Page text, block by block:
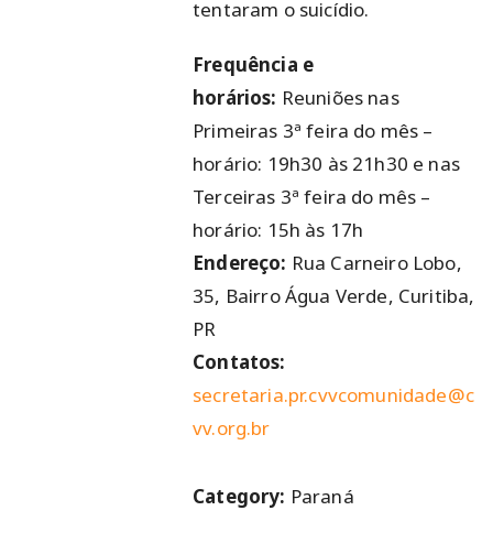
tentaram o suicídio.
Frequência e
horários: Reuniões nas
Primeiras 3ª feira do mês –
horário: 19h30 às 21h30 e nas
Terceiras 3ª feira do mês –
horário: 15h às 17h
Endereço: Rua Carneiro Lobo,
35, Bairro Água Verde, Curitiba,
PR
Contatos:
secretaria.pr.cvvcomunidade@c
vv.org.br
Category: Paraná